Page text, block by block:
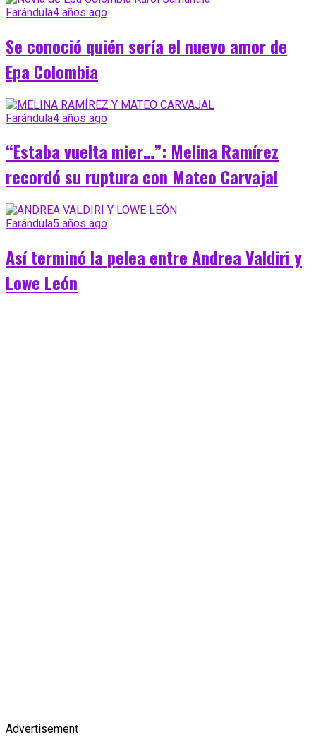
Farándula4 años ago
Se conoció quién sería el nuevo amor de
Epa Colombia
Farándula4 años ago
“Estaba vuelta mier…”: Melina Ramírez
recordó su ruptura con Mateo Carvajal
Farándula5 años ago
Así terminó la pelea entre Andrea Valdiri y
Lowe León
Advertisement